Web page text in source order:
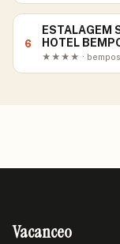
6
ESTALAGEM
HOTEL
★★★★ ·
Vacanceo